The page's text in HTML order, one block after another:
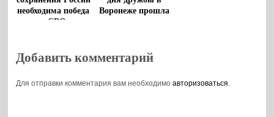
необходима победа
в СВО
Воронеже прошла
Добавить комментарий
Для отправки комментария вам необходимоавторизоваться